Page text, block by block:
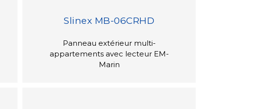
Slinex MB-06CRHD
Panneau extérieur multi-
appartements avec lecteur EM-
Marin